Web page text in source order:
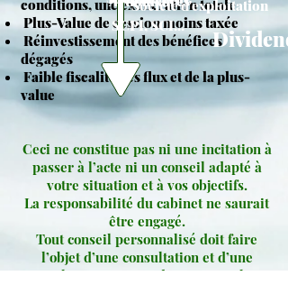
conditions, une exonération totale
Plus-Value de cession moins taxée
Réinvestissement des bénéfices
dégagés
Faible fiscalité des flux et de la plus-
value
Ceci ne constitue pas ni une incitation à
passer à l’acte ni un conseil adapté à
votre situation et à vos objectifs.
La responsabilité du cabinet ne saurait
être engagé.
Tout conseil personnalisé doit faire
l’objet d’une consultation et d’une
analyse au travers d’une approche
Société d'exploitation
SCPI, SCI...